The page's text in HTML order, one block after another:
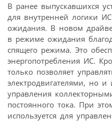
В ранее выпускавшихся
для внутренней логики
ожидания. В новом
в режиме ожидания
спящего режима. Это
энергопотребления ИС.
только позволяет
электродвигателями, но
управления
постоянного тока. При
используется для